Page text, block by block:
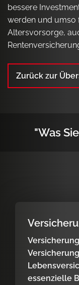
bessere
werden und umso
Altersvorsorge,
Zurück zur
"Was
essenzielle